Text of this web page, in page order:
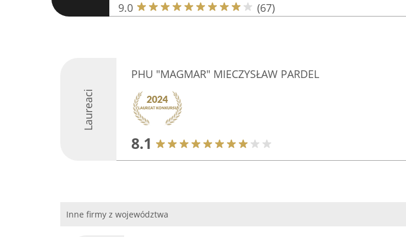
9.0 (67)
Laureaci
PHU "MAGMAR" MIECZYSŁAW PARDEL
8.1
Inne firmy z województwa